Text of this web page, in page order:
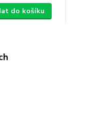
do košíku